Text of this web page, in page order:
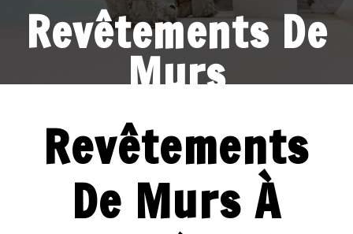
Revêtements De
Murs
Bonnétable
Revêtements
De Murs À